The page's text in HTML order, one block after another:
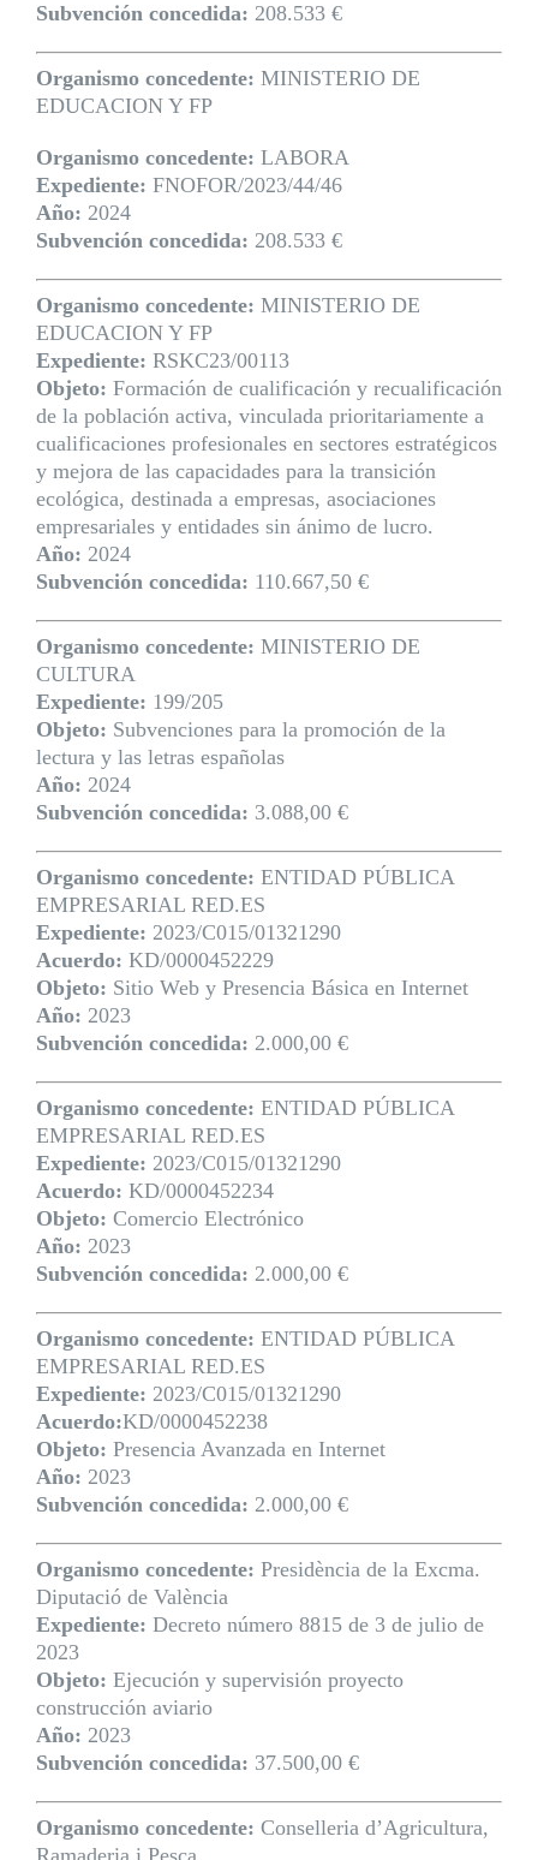
Subvención concedida: 208.533 €
Organismo concedente: MINISTERIO DE
EDUCACION Y FP
Organismo concedente: LABORA
Expediente: FNOFOR/2023/44/46
Año: 2024
Subvención concedida: 208.533 €
Organismo concedente: MINISTERIO DE
EDUCACION Y FP
Expediente: RSKC23/00113
Objeto: Formación de cualificación y recualificación
de la población activa, vinculada prioritariamente a
cualificaciones profesionales en sectores estratégicos
y mejora de las capacidades para la transición
ecológica, destinada a empresas, asociaciones
empresariales y entidades sin ánimo de lucro.
Año: 2024
Subvención concedida: 110.667,50 €
Organismo concedente: MINISTERIO DE
CULTURA
Expediente: 199/205
Objeto: Subvenciones para la promoción de la
lectura y las letras españolas
Año: 2024
Subvención concedida: 3.088,00 €
Organismo concedente: ENTIDAD PÚBLICA
EMPRESARIAL RED.ES
Expediente: 2023/C015/01321290
Acuerdo: KD/0000452229
Objeto: Sitio Web y Presencia Básica en Internet
Año: 2023
Subvención concedida: 2.000,00 €
Organismo concedente: ENTIDAD PÚBLICA
EMPRESARIAL RED.ES
Expediente: 2023/C015/01321290
Acuerdo: KD/0000452234
Objeto: Comercio Electrónico
Año: 2023
Subvención concedida: 2.000,00 €
Organismo concedente: ENTIDAD PÚBLICA
EMPRESARIAL RED.ES
Expediente: 2023/C015/01321290
Acuerdo:KD/0000452238
Objeto: Presencia Avanzada en Internet
Año: 2023
Subvención concedida: 2.000,00 €
Organismo concedente: Presidència de la Excma.
Diputació de València
Expediente: Decreto número 8815 de 3 de julio de
2023
Objeto: Ejecución y supervisión proyecto
construcción aviario
Año: 2023
Subvención concedida: 37.500,00 €
Organismo concedente: Conselleria d’Agricultura,